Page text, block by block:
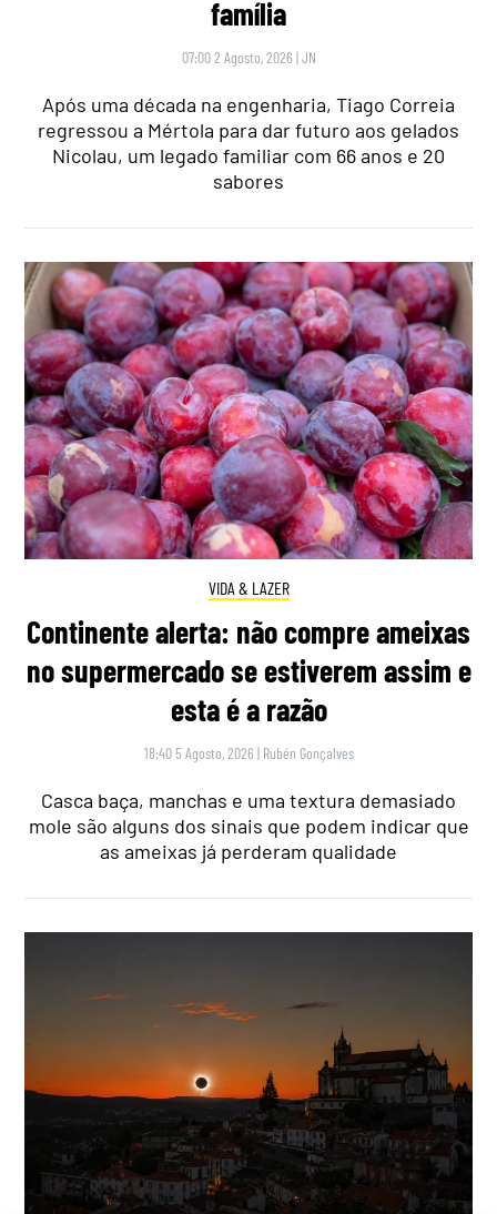
família
07:00 2 Agosto, 2026 |JN
Após uma década na engenharia, Tiago Correia
regressou a Mértola para dar futuro aos gelados
Nicolau, um legado familiar com 66 anos e 20
sabores
VIDA & LAZER
Continente alerta: não compre ameixas
no supermercado se estiverem assim e
esta é a razão
18:40 5 Agosto, 2026 | Rubén Gonçalves
Casca baça, manchas e uma textura demasiado
mole são alguns dos sinais que podem indicar que
as ameixas já perderam qualidade